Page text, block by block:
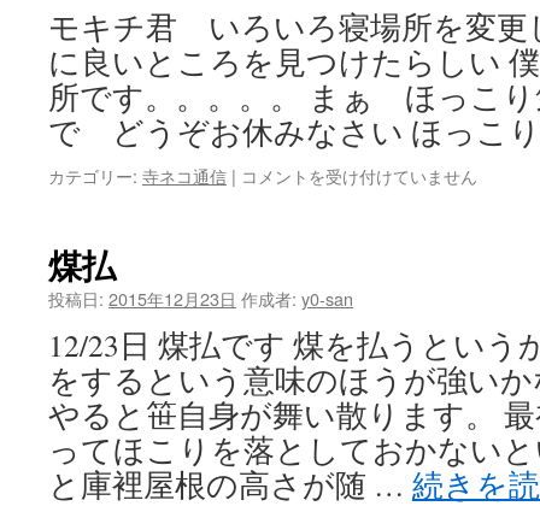
を
食
べ
ぞ
ク
リ
ス
モキチ君 いろいろ寝場所を変更
に良いところを見つけたらしい
所です。。。。。 まぁ ほっこ
で どうぞお休みなさい ほっこ
カテゴリー: 寺ネコ通信 | 野
を
ら
れ
て
早
寝
す
る
コメントを受け付けていません
煤払
投稿日: 2015年12月23日 作成者: y0-san
12/23日 煤払です 煤を払うという
をするという意味のほうが強い
やると笹自身が舞い散ります。
ってほこりを落としておかない
と庫裡屋根の高さが随 … 続きを